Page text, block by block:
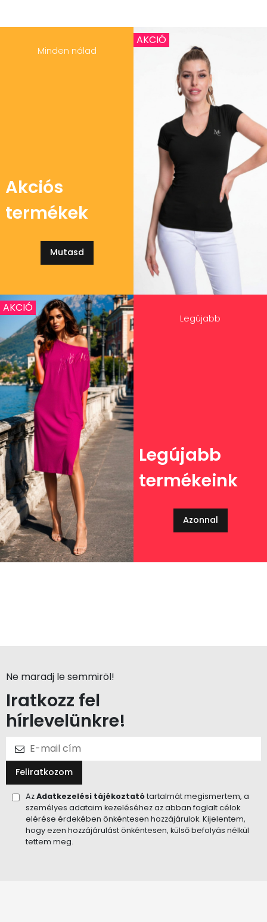
Minden nálad
Akciós
termékek
Mutasd
AKCIÓ
Legújabb
Legújabb
termékeink
Azonnal
AKCIÓ
Ne maradj le semmiröl!
Iratkozz fel
hírlevelünkre!
Feliratkozom
AzAdatkezelési tájékoztatótartalmát megismertem, a
személyes adataim kezeléséhez az abban foglalt célok
elérése érdekében önkéntesen hozzájárulok. Kijelentem,
hogy ezen hozzájárulást önkéntesen, külső befolyás nélkül
tettem meg.